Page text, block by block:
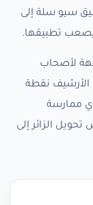
سيو سلة إلى
يصعب تطبيقها.
لأصحاب
الأرشيف نقطة
ممارسة
الزائر إلى